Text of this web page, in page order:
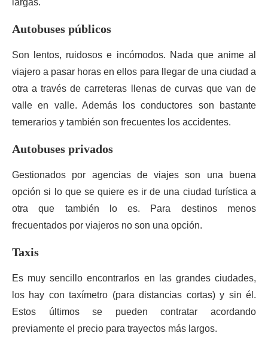
largas.
Autobuses públicos
Son lentos, ruidosos e incómodos. Nada que anime al
viajero a pasar horas en ellos para llegar de una ciudad a
otra a través de carreteras llenas de curvas que van de
valle en valle. Además los conductores son bastante
temerarios y también son frecuentes los accidentes.
Autobuses privados
Gestionados por agencias de viajes son una buena
opción si lo que se quiere es ir de una ciudad turística a
otra que también lo es. Para destinos menos
frecuentados por viajeros no son una opción.
Taxis
Es muy sencillo encontrarlos en las grandes ciudades,
los hay con taxímetro (para distancias cortas) y sin él.
Estos últimos se pueden contratar acordando
previamente el precio para trayectos más largos.